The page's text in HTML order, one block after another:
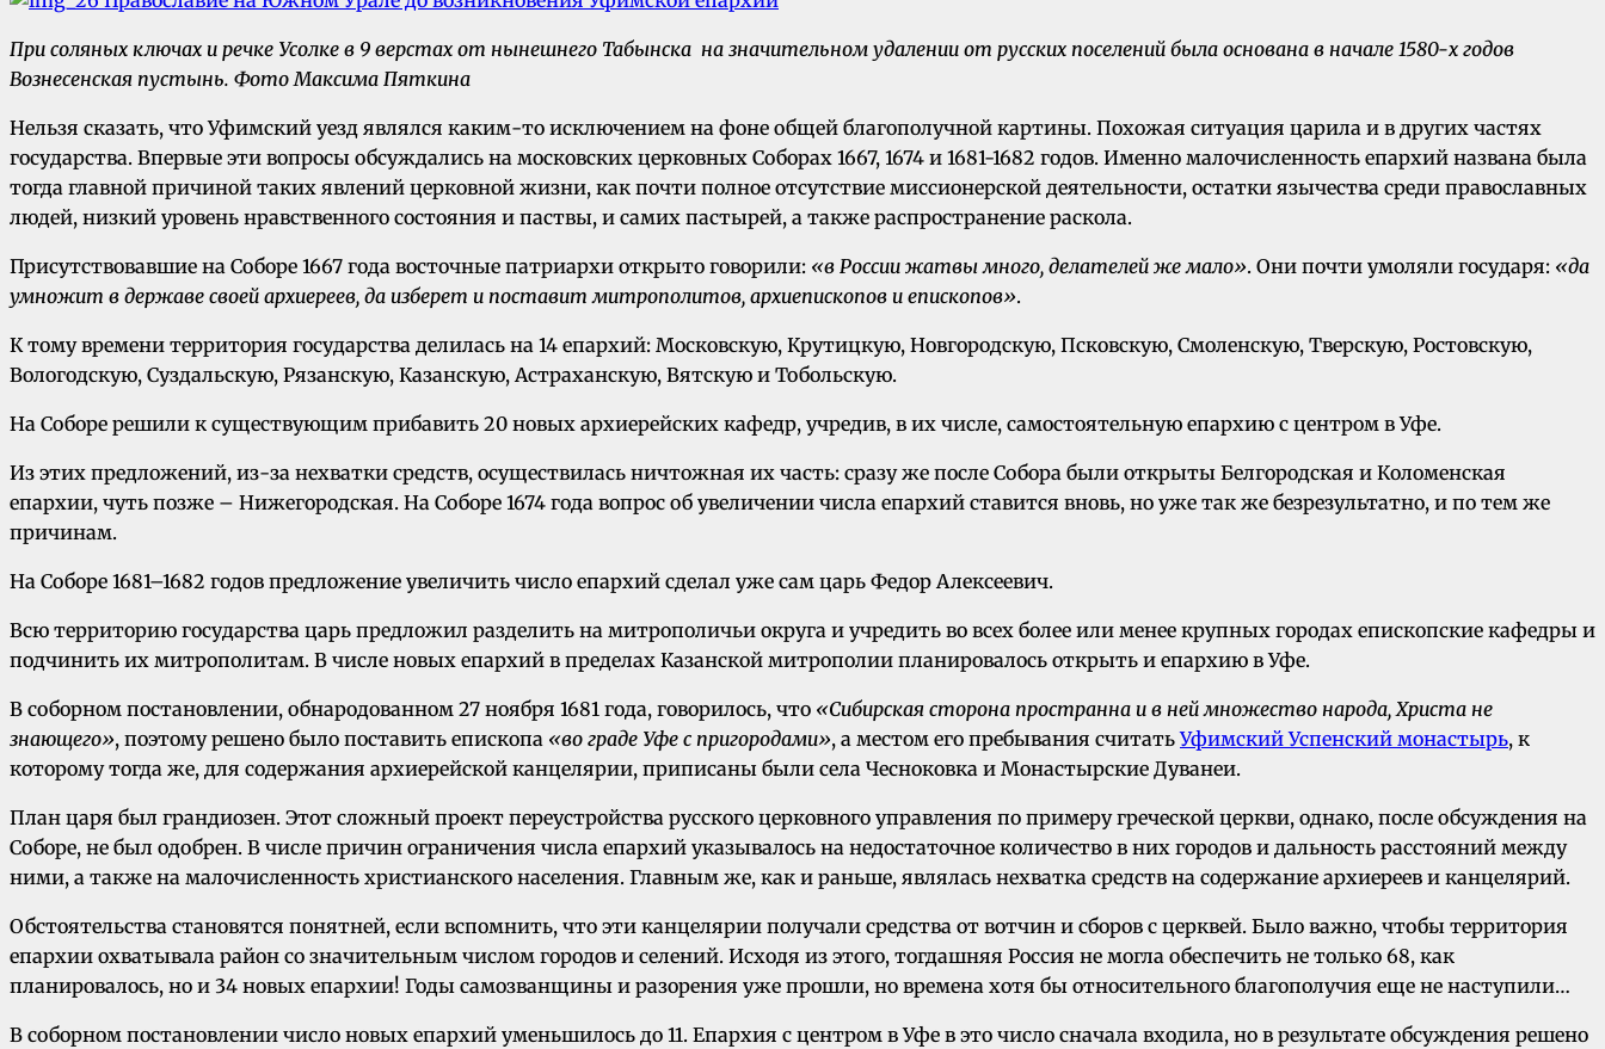
При соляных ключах и речке Усолке в 9 верстах от нынешнего Табынска на значительном удалении от русских поселений была основана в начале 1580-х годов
Вознесенская пустынь. Фото Максима Пяткина
Нельзя сказать, что Уфимский уезд являлся каким-то исключением на фоне общей благополучной картины. Похожая ситуация царила и в других частях
государства. Впервые эти вопросы обсуждались на московских церковных Соборах 1667, 1674 и 1681-1682 годов. Именно малочисленность eпapxий названа была
тогда главной причиной таких явлений церковной жизни, как почти полное отсутствие миссионерской деятельности, остатки язычества среди православных
людей, низкий уровень нравственного состояния и паствы, и самих пастырей, а также распространение раскола.
Присутствовавшие на Соборе 1667 года восточные патриархи открыто говорили: «в России жатвы много, делателей же мало». Они почти умоляли государя: «да
умножит в державе своей apxиepeев, да изберет и поставит митрополитов, apxиeпископов и епископов».
К тому времени территория государства делилась на 14 eпapxий: Московскую, Крутицкую, Новгородскую, Псковскую, Смоленскую, Тверскую, Ростовскую,
Вологодскую, Суздальскую, Рязанскую, Казанскую, Астраханскую, Вятскую и Тобольскую.
На Соборе решили к существующим прибавить 20 новых apxиepeйских кафедр, учредив, в их числе, самостоятельную епархию с центром в Уфе.
Из этих предложений, из-за нехватки средств, осуществилась ничтожная их часть: сразу же после Собора были открыты Белгородская и Коломенская
епархии, чуть позже – Нижегородская. На Соборе 1674 года вопрос об увеличении числа епархий ставится вновь, но уже так же безрезультатно, и по тем же
причинам.
На Соборе 1681–1682 годов предложение увеличить число епархий сделал уже сам царь Федор Алексеевич.
Всю территорию государства царь предложил разделить на митрополичьи округа и учредить во всех более или менее крупных городах епископские кафедры и
подчинить их митрополитам. В числе новых епархий в пределах Казанской митрополии планировалось открыть и епархию в Уфе.
В соборном постановлении, обнародованном 27 ноября 1681 года, говорилось, что «Сибирская сторона пространна и в ней множество народа, Христа не
знающего», поэтому решено было поставить епископа «во граде Уфе с пригородами», а местом его пребывания считатьУфимский Успенский монастырь, к
которому тогда же, для содержания архиерейской канцелярии, приписаны были села Чесноковка и Монастырские Дуванеи.
План царя был грандиозен. Этот сложный проект переустройства русского церковного управления по примеру греческой церкви, однако, после обсуждения на
Соборе, не был одобрен. В числе причин ограничения числа епархий указывалось на недостаточное количество в них городов и дальность расстояний между
ними, а также на малочисленность христианского населения. Главным же, как и раньше, являлась нехватка средств на содержание архиереев и канцелярий.
Обстоятельства становятся понятней, если вспомнить, что эти канцелярии получали средства от вотчин и сборов с церквей. Было важно, чтобы территория
епархии охватывала район со значительным числом городов и селений. Исходя из этого, тогдашняя Россия не могла обеспечить не только 68, как
планировалось, но и 34 новых епархии! Годы самозванщины и разорения уже прошли, но времена хотя бы относительного благополучия еще не наступили…
В соборном постановлении число новых епархий уменьшилось до 11. Епархия с центром в Уфе в это число сначала входила, но в результате обсуждения решено